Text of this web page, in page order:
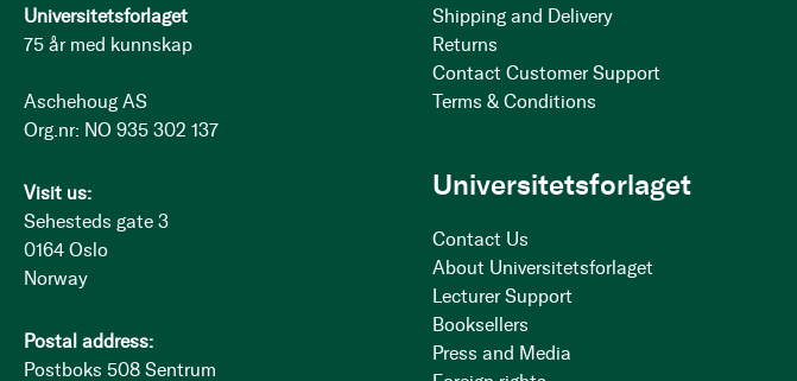
Universitetsforlaget
75 år med kunnskap
Aschehoug AS
Org.nr: NO 935 302 137
Visit us:
Sehesteds gate 3
0164 Oslo
Norway
Postal address:
Postboks 508 Sentrum
Shipping and Delivery
Returns
Contact Customer Support
Terms & Conditions
Universitetsforlaget
Contact Us
About Universitetsforlaget
Lecturer Support
Booksellers
Press and Media